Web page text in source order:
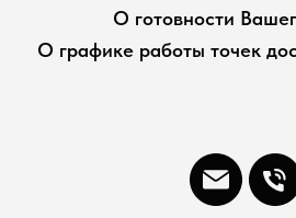
О готовности
О графике работы точек